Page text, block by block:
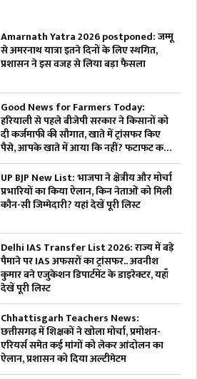
Amarnath Yatra 2026 postponed: जम्मू
से अमरनाथ यात्रा इतने दिनों के लिए स्थगित,
प्रशासन ने इस वजह से लिया बड़ा फैसला
Good News for Farmers Today:
हरियाली से पहले बीजेपी सरकार ने किसानों को
दी कर्जमाफी की सौगात, खाते में ट्रांसफर किए
पैसे, आपके खाते में आया कि नहीं? फटाफट करें
चेक
UP BJP New List: भाजपा ने क्षेत्रीय और मोर्चा
प्रभारियों का किया ऐलान, किन नेताओं को मिली
कौन-सी जिम्मेदारी? यहां देखें पूरी लिस्ट
Delhi IAS Transfer List 2026: राज्य में बड़े
पैमाने पर IAS अफसरों का ट्रांसफर.. अवनीश
कुमार बने एजुकेशन डिपार्टमेंट के डाइरेक्टर, यहाँ
देखें पूरी लिस्ट
Chhattisgarh Teachers News:
छत्तीसगढ़ में शिक्षकों ने खोला मोर्चा, प्रमोशन-
एरियर्स समेत कई मांगों को लेकर आंदोलन का
ऐलान, प्रशासन को दिया अल्टीमेटम